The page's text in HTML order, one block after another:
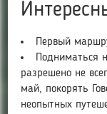
Первый
Подниматься
разрешено не
май, покорять
неопытных